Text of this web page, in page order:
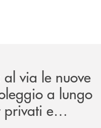
al via le nuove
a lungo
privati e